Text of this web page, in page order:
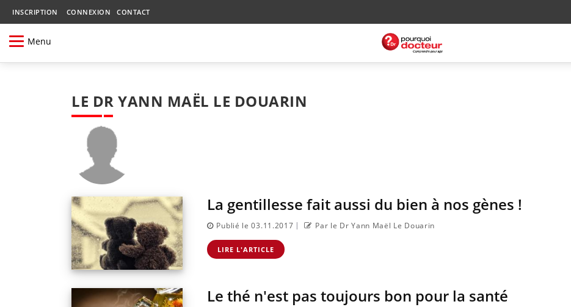
INSCRIPTION CONNEXION CONTACT
Menu
LE DR YANN MAËL LE DOUARIN
La gentillesse fait aussi du bien à nos gènes !
Publié le 03.11.2017 | Par le Dr Yann Maël Le Douarin
LIRE L'ARTICLE
Le thé n'est pas toujours bon pour la santé